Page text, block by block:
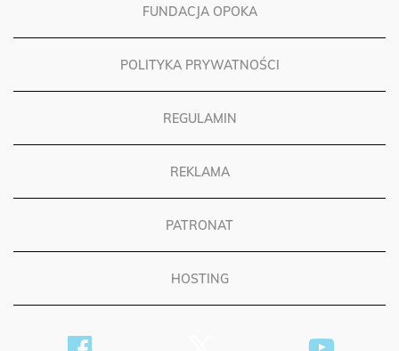
FUNDACJA OPOKA
POLITYKA PRYWATNOŚCI
REGULAMIN
REKLAMA
PATRONAT
HOSTING